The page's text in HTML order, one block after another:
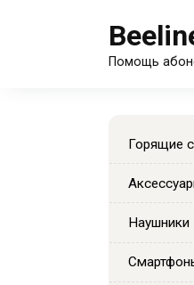
Помощь
Горящие
Наушники